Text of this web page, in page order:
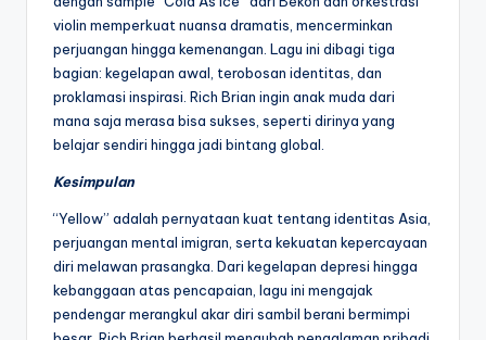
violin memperkuat nuansa dramatis, mencerminkan
perjuangan hingga kemenangan. Lagu ini dibagi tiga
bagian: kegelapan awal, terobosan identitas, dan
proklamasi inspirasi. Rich Brian ingin anak muda dari
mana saja merasa bisa sukses, seperti dirinya yang
belajar sendiri hingga jadi bintang global.
Kesimpulan
“Yellow” adalah pernyataan kuat tentang identitas Asia,
perjuangan mental imigran, serta kekuatan kepercayaan
diri melawan prasangka. Dari kegelapan depresi hingga
kebanggaan atas pencapaian, lagu ini mengajak
pendengar merangkul akar diri sambil berani bermimpi